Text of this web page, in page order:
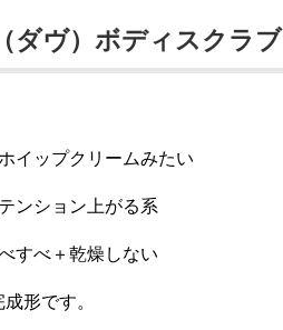
ダヴ）ボディスクラブ
イップクリームみたい
ンション上がる系
すべ＋乾燥しない
形です。